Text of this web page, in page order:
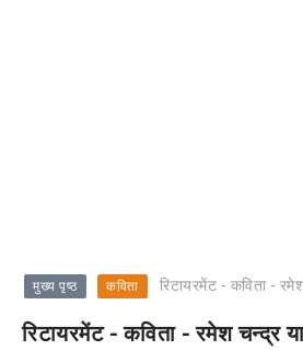
मुख्य पृष्ठ कविता रिटायरमेंट - कविता - रमेश
रिटायरमेंट - कविता - रमेश चन्द्र